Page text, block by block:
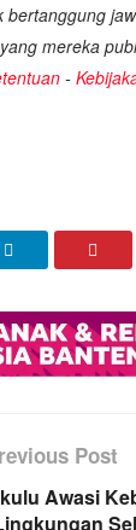
mereka
-
Post
Awasi